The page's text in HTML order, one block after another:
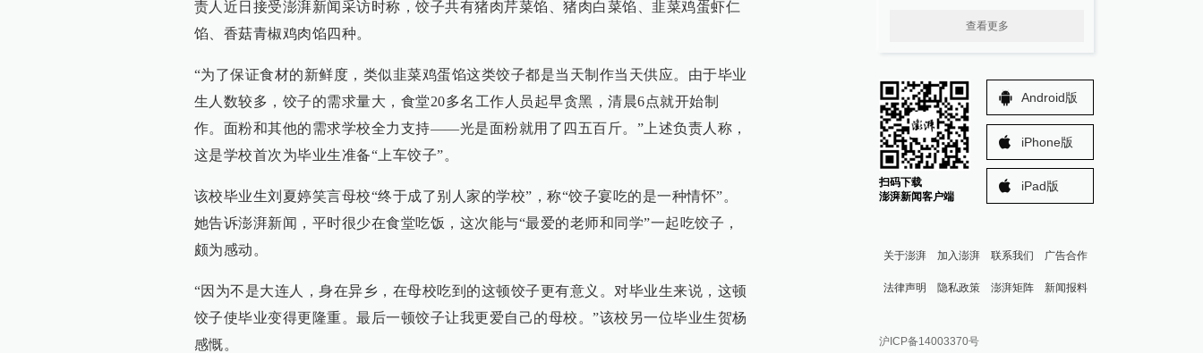
责人近日接受澎湃新闻采访时称，饺子共有猪肉芹菜馅、猪肉白菜馅、韭菜鸡蛋虾仁
馅、香菇青椒鸡肉馅四种。
“为了保证食材的新鲜度，类似韭菜鸡蛋馅这类饺子都是当天制作当天供应。由于毕业
生人数较多，饺子的需求量大，食堂20多名工作人员起早贪黑，清晨6点就开始制
作。面粉和其他的需求学校全力支持——光是面粉就用了四五百斤。”上述负责人称，
这是学校首次为毕业生准备“上车饺子”。
该校毕业生刘夏婷笑言母校“终于成了别人家的学校”，称“饺子宴吃的是一种情怀”。
她告诉澎湃新闻，平时很少在食堂吃饭，这次能与“最爱的老师和同学”一起吃饺子，
颇为感动。
“因为不是大连人，身在异乡，在母校吃到的这顿饺子更有意义。对毕业生来说，这顿
饺子使毕业变得更隆重。最后一顿饺子让我更爱自己的母校。”该校另一位毕业生贺杨
感慨。
查看更多
扫码下载
澎湃新闻客户端
Android版
iPhone版
iPad版
关于澎湃 加入澎湃 联系我们 广告合作
法律声明 隐私政策 澎湃矩阵
澎湃新闻公众号
新闻报料
报料邮箱: news@thepaper.cn
沪ICP备14003370号